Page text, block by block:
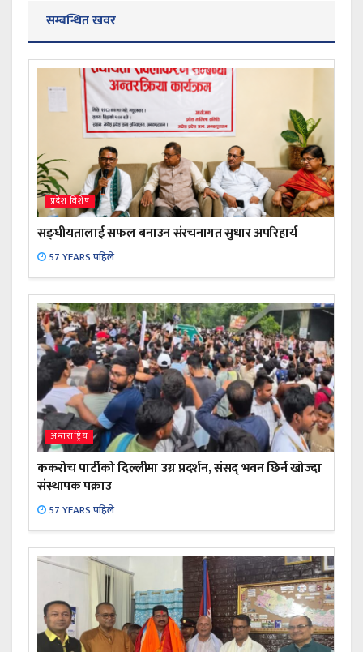
सम्बन्धित खवर
प्रदेश विशेष
सङ्घीयतालाई सफल बनाउन संरचनागत सुधार अपरिहार्य
57 YEARS पहिले
अन्तराष्ट्रिय
ककरोच पार्टीको दिल्लीमा उग्र प्रदर्शन, संसद् भवन छिर्न खोज्दा
संस्थापक पक्राउ
57 YEARS पहिले